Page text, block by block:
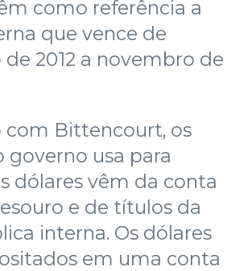
como referência a
que vence de
2012 a novembro de
com Bittencourt, os
governo usa para
dólares vêm da conta
e de títulos da
interna. Os dólares
em uma conta